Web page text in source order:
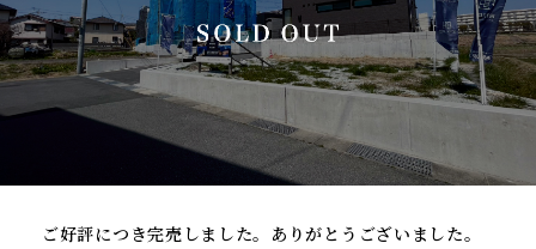
ご好評につき完売しました。ありがとうございました。